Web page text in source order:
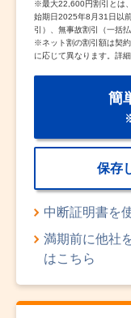
※最大22,600円割引とは
始期日2025年8月31日以
引）、無事故割引（一括
※ネット割の割引額は契
に応じて異なります。詳
簡
保存
中断証明書を
満期前に他社
はこちら